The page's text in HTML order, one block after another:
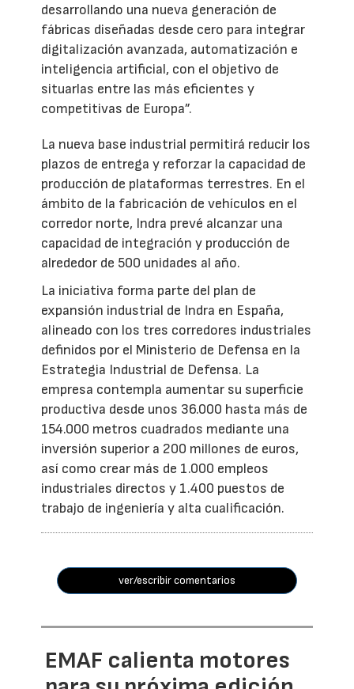
desarrollando una nueva generación de
fábricas diseñadas desde cero para integrar
digitalización avanzada, automatización e
inteligencia artificial, con el objetivo de
situarlas entre las más eficientes y
competitivas de Europa”.
La nueva base industrial permitirá reducir los
plazos de entrega y reforzar la capacidad de
producción de plataformas terrestres. En el
ámbito de la fabricación de vehículos en el
corredor norte, Indra prevé alcanzar una
capacidad de integración y producción de
alrededor de 500 unidades al año.
La iniciativa forma parte del plan de
expansión industrial de Indra en España,
alineado con los tres corredores industriales
definidos por el Ministerio de Defensa en la
Estrategia Industrial de Defensa. La
empresa contempla aumentar su superficie
productiva desde unos 36.000 hasta más de
154.000 metros cuadrados mediante una
inversión superior a 200 millones de euros,
así como crear más de 1.000 empleos
industriales directos y 1.400 puestos de
trabajo de ingeniería y alta cualificación.
ver/escribir comentarios
EMAF calienta motores